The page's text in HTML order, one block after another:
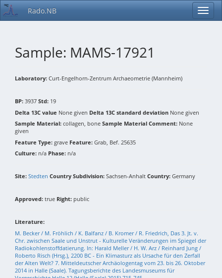
Rado.NB
Sample: MAMS-17921
Laboratory: Curt-Engelhorn-Zentrum Archaeometrie (Mannheim)
BP: 3937 Std: 19
Delta 13C value None given Delta 13C standard deviation None given
Sample Material: collagen, bone Sample Material Comment: None
given
Feature Type: grave Feature: Grab, Bef. 25635
Culture: n/a Phase: n/a
Site: Stedten Country Subdivision: Sachsen-Anhalt Country: Germany
Approved: true Right: public
Literature:
M. Becker / M. Fröhlich / K. Balfanz / B. Kromer / R. Friedrich, Das 3. Jt. v.
Chr. zwischen Saale und Unstrut - Kulturelle Veränderungen im Spiegel der
Radiokohlenstoffdatierung. In: Harald Meller / H. W. Arz / Reinhard Jung /
Roberto Risch (Hrsg.), 2200 BC - Ein Klimasturz als Ursache für den Zerfall
der Alten Welt? 7. Mitteldeutscher Archäologentag vom 23. bis 26. Oktober
2014 in Halle (Saale). Tagungsberichte des Landesmuseums für